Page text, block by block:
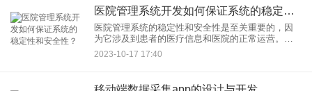
医院管理系统开发如何保证系统的稳定性和安全性？
医院管理系统的稳定性和安全性是至关重要的，因
为它涉及到患者的医疗信息和医院的正常运营。以
下是确保医院管理系统稳定性和安全性的一些建
议：
2023-10-17 17:40